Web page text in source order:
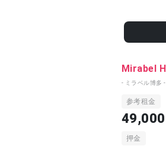
Mirabel
- ミラベル博多 -
参考租金
押金